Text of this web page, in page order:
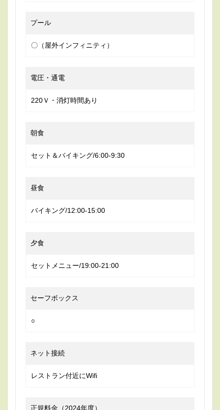
プール
〇（屋外インフィニティ）
電圧・通電
220Ｖ・消灯時間あり
朝食
セット＆バイキング/6:00-9:30
昼食
バイキング/12:00-15:00
夕食
セットメニュー/19:00-21:00
セーフボックス
○
ネット接続
レストラン付近にWifi
正規料金（2024年度）